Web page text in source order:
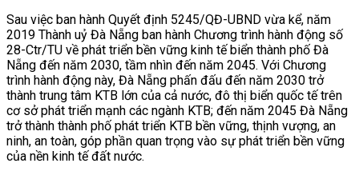
Sau việc ban hành Quyết định 5245/QĐ-UBND vừa kể, năm
2019 Thành uỷ Đà Nẵng ban hành Chương trình hành động số
28-Ctr/TU về phát triển bền vững kinh tế biển thành phố Đà
Nẵng đến năm 2030, tầm nhìn đến năm 2045. Với Chương
trình hành động này, Đà Nẵng phấn đấu đến năm 2030 trở
thành trung tâm KTB lớn của cả nước, đô thị biển quốc tế trên
cơ sở phát triển mạnh các ngành KTB; đến năm 2045 Đà Nẵng
trở thành thành phố phát triển KTB bền vững, thịnh vượng, an
ninh, an toàn, góp phần quan trọng vào sự phát triển bền vững
của nền kinh tế đất nước.